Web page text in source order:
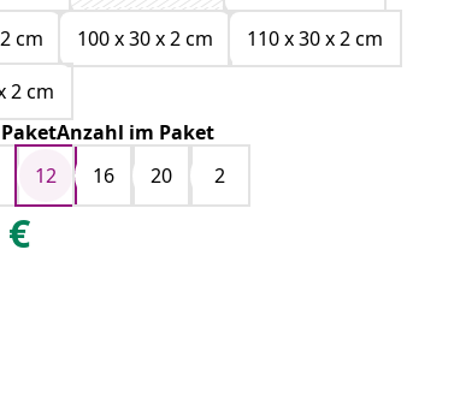
cm
100 x 30 x 2 cm
110 x 30 x 2 cm
2 cm
im Paket
12 16 20 2
€